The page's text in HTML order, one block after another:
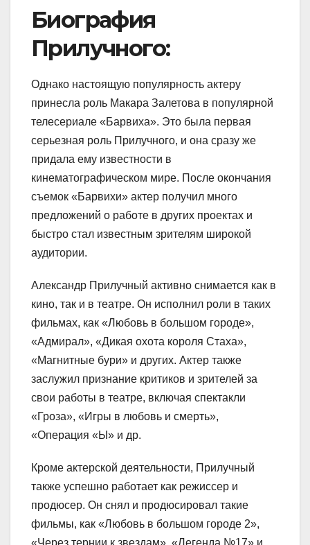
Биография
Прилучного:
Однако настоящую популярность актеру
принесла роль Макара Залетова в популярной
телесериале «Барвиха». Это была первая
серьезная роль Прилучного, и она сразу же
придала ему известности в
кинематографическом мире. После окончания
съемок «Барвихи» актер получил много
предложений о работе в других проектах и
быстро стал известным зрителям широкой
аудитории.
Александр Прилучный активно снимается как в
кино, так и в театре. Он исполнил роли в таких
фильмах, как «Любовь в большом городе»,
«Адмирал», «Дикая охота короля Стаха»,
«Магнитные бури» и других. Актер также
заслужил признание критиков и зрителей за
свои работы в театре, включая спектакли
«Гроза», «Игры в любовь и смерть»,
«Операция «Ы» и др.
Кроме актерской деятельности, Прилучный
также успешно работает как режиссер и
продюсер. Он снял и продюсировал такие
фильмы, как «Любовь в большом городе 2»,